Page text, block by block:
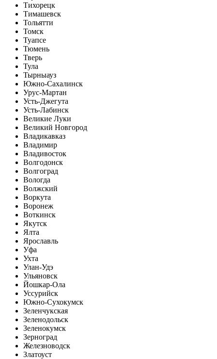
Тихорецк
Тимашевск
Тольятти
Томск
Туапсе
Тюмень
Тверь
Тула
Тырныауз
Южно-Сахалинск
Урус-Мартан
Усть-Джегута
Усть-Лабинск
Великие Луки
Великий Новгород
Владикавказ
Владимир
Владивосток
Волгодонск
Волгоград
Вологда
Волжский
Воркута
Воронеж
Воткинск
Якутск
Ялта
Ярославль
Уфа
Ухта
Улан-Удэ
Ульяновск
Йошкар-Ола
Уссурийск
Южно-Сухокумск
Зеленчукская
Зеленодольск
Зеленокумск
Зерноград
Железноводск
Златоуст